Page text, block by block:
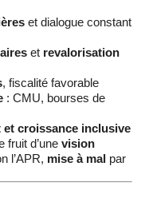
et dialogue constant
et revalorisation
, fiscalité favorable
: CMU, bourses de
croissance inclusive
fruit d’une vision
l’APR, mise à mal par